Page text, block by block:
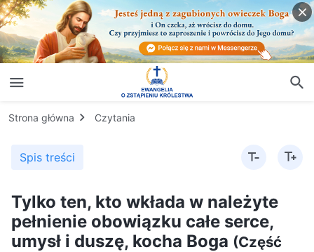
Strona główna Czytania
Spis treści
Tylko ten, kto wkłada w należyte
pełnienie obowiązku całe serce,
umysł i duszę, kocha Boga (Część